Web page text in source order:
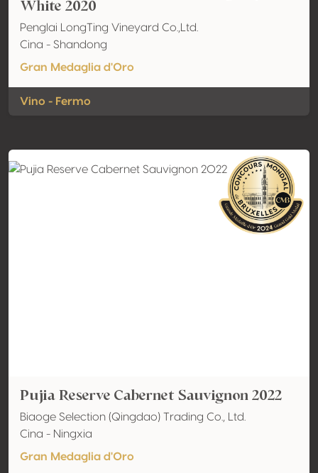
White 2020
Penglai LongTing Vineyard Co.,Ltd.
Cina - Shandong
Gran Medaglia d'Oro
Vino - Fermo
Pujia Reserve Cabernet Sauvignon 2022
Biaoge Selection (Qingdao) Trading Co., Ltd.
Cina - Ningxia
Gran Medaglia d'Oro